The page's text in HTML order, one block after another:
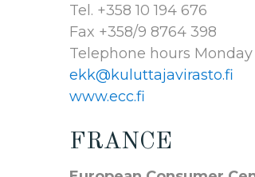
Tel. +358 10 194 676
Fax +358/9 8764 398
Telephone hours
ekk@kuluttajavirasto.fi
www.ecc.fi
FRANCE